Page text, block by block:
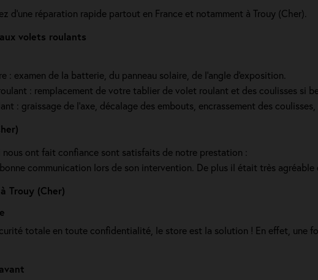
d'une réparation rapide partout en France et notamment à Trouy (Cher).
volets roulants
: examen de la batterie, du panneau solaire, de l'angle d'exposition.
: remplacement de votre tablier de volet roulant et des coulisses si
: graissage de l’axe, décalage des embouts, encrassement des
nous ont fait confiance sont satisfaits de notre prestation :
communication lors de son intervention. De plus il était très
Trouy (Cher)
totale en toute confidentialité, le store est la solution ! En effet, une